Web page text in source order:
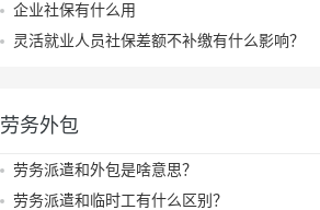
企业社保有什么用
灵活就业人员社保差额不补缴有什么影响？
劳务外包
劳务派遣和外包是啥意思？
劳务派遣和临时工有什么区别？